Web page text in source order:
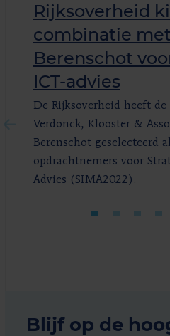
Rijksoverheid
combinatie
Berenschot
ICT-advies
De Rijksoverheid heeft
Verdonck, Klooster &
Berenschot geselecteerd
opdrachtnemers voor
Advies (SIMA2022).
Blijf op de